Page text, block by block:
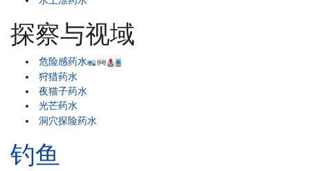
探察与视域
危险感药水
狩猎药水
夜猫子药水
光芒药水
洞穴探险药水
钓鱼